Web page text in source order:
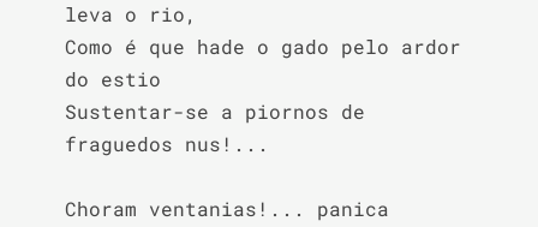
leva o rio,
Como é que hade o gado pelo ardor
do estio
Sustentar-se a piornos de
fraguedos nus!...
Choram ventanias!... panica